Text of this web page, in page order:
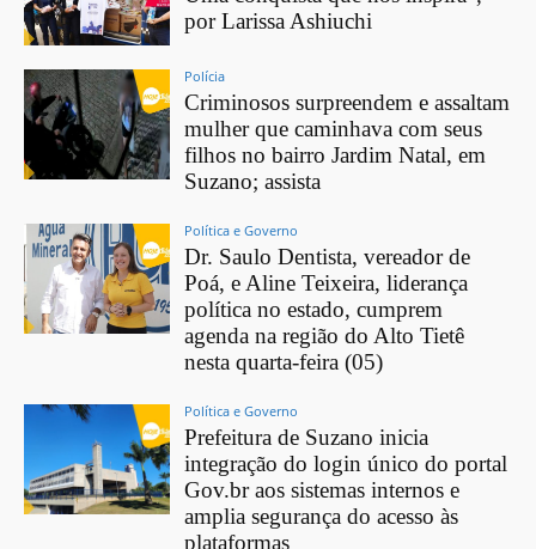
por Larissa Ashiuchi
Polícia
Criminosos surpreendem e assaltam
mulher que caminhava com seus
filhos no bairro Jardim Natal, em
Suzano; assista
Política e Governo
Dr. Saulo Dentista, vereador de
Poá, e Aline Teixeira, liderança
política no estado, cumprem
agenda na região do Alto Tietê
nesta quarta-feira (05)
Política e Governo
Prefeitura de Suzano inicia
integração do login único do portal
Gov.br aos sistemas internos e
amplia segurança do acesso às
plataformas